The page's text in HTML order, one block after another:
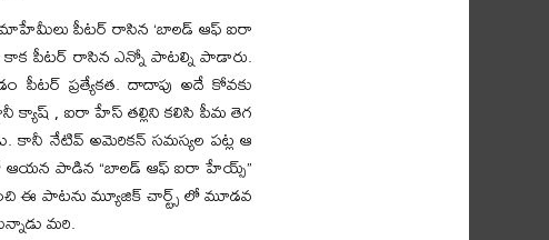
హేమాహేమీలు పీటర్ రాసిన ‘బాలడ్ ఆఫ్ ఐరా
పీటర్ రాసిన ఎన్నో పాటల్ని పాడారు.
ప్రత్యేకత. దాదాపు అదే కోవకు
క్యాష్ , ఐరా హేస్ తల్లిని కలిసి పీమ తెగ
కానీ నేటివ్ అమెరికన్ సమస్యల పట్ల ఆ
ఆయన పాడిన “బాలడ్ ఆఫ్ ఐరా హేయ్స్”
ఈ పాటను మ్యూజిక్ చార్ట్స్ లో మూడవ
మరి.